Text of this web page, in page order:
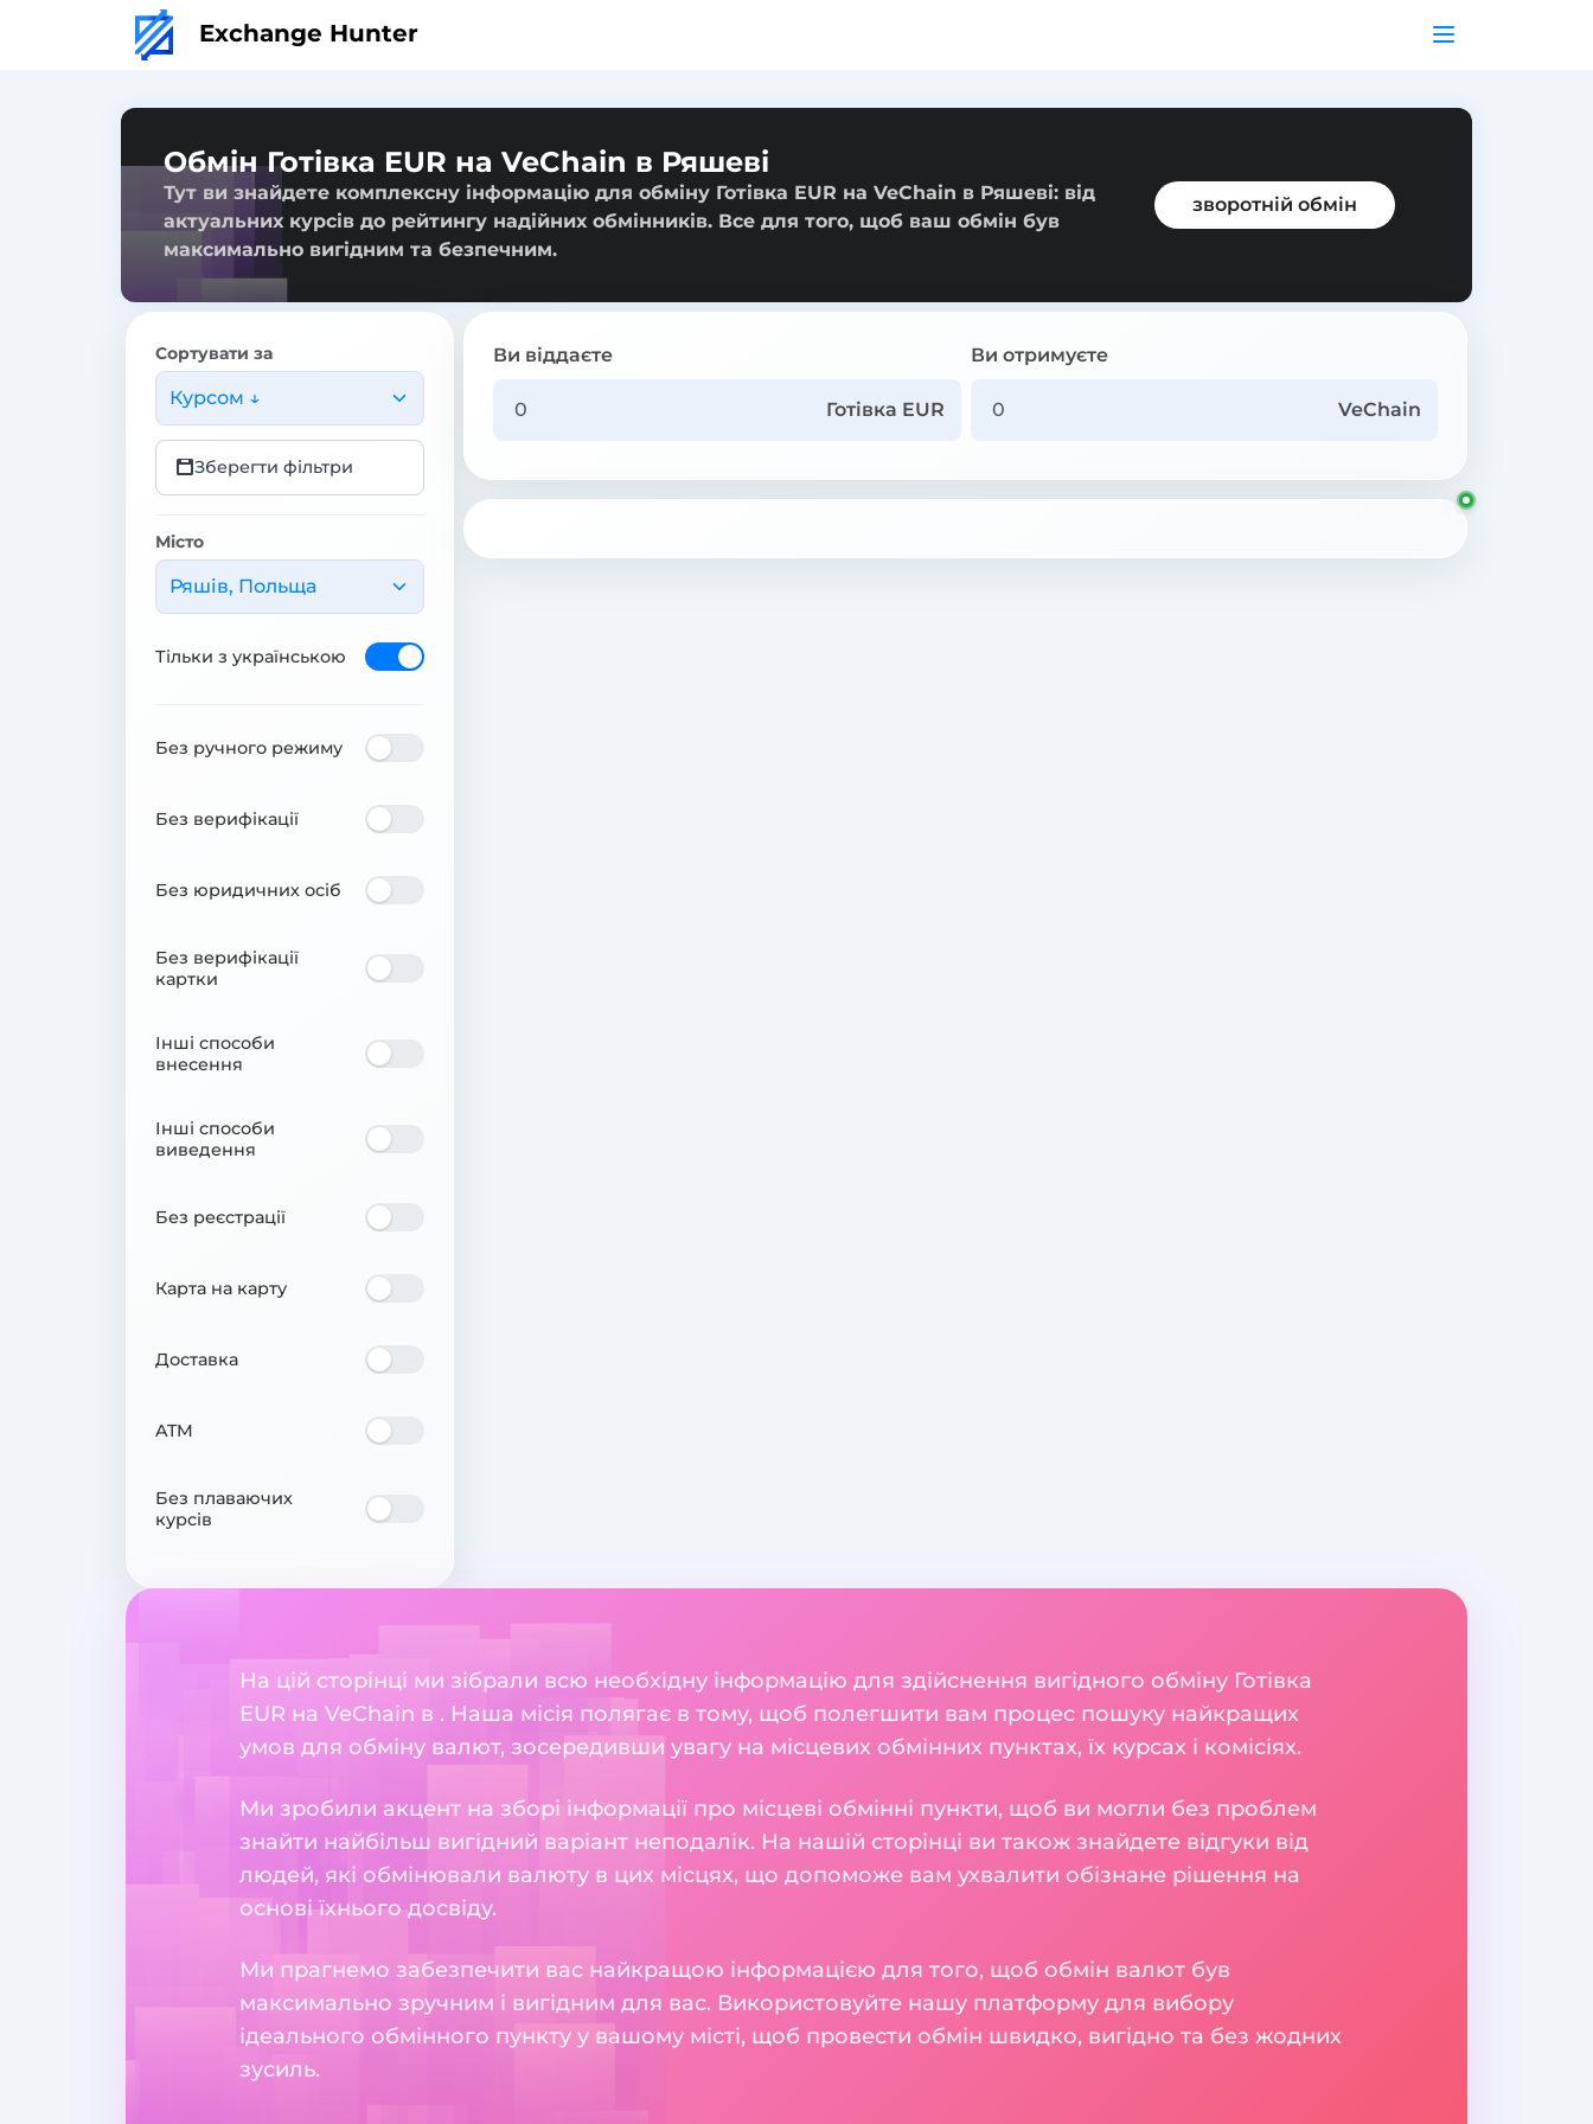
Exchange Hunter
Обмін Готівка EUR на VeChain в Ряшеві
Тут ви знайдете комплексну інформацію для обміну Готівка EUR на VeChain в Ряшеві: від
актуальних курсів до рейтингу надійних обмінників. Все для того, щоб ваш обмін був
максимально вигідним та безпечним.
зворотній обмін
Сортувати за
Курсом ↓
Зберегти фільтри
Місто
Ряшів, Польща
Тільки з українською
Без ручного режиму
Без верифікації
Без юридичних осіб
Без верифікації
картки
Інші способи
внесення
Інші способи
виведення
Без реєстрації
Карта на карту
Доставка
ATM
Без плаваючих
курсів
Ви віддаєте
Готівка EUR
Ви отримуєте
VeChain
На цій сторінці ми зібрали всю необхідну інформацію для здійснення вигідного обміну Готівка
EUR на VeChain в . Наша місія полягає в тому, щоб полегшити вам процес пошуку найкращих
умов для обміну валют, зосередивши увагу на місцевих обмінних пунктах, їх курсах і комісіях.
Ми зробили акцент на зборі інформації про місцеві обмінні пункти, щоб ви могли без проблем
знайти найбільш вигідний варіант неподалік. На нашій сторінці ви також знайдете відгуки від
людей, які обмінювали валюту в цих місцях, що допоможе вам ухвалити обізнане рішення на
основі їхнього досвіду.
Ми прагнемо забезпечити вас найкращою інформацією для того, щоб обмін валют був
максимально зручним і вигідним для вас. Використовуйте нашу платформу для вибору
ідеального обмінного пункту у вашому місті, щоб провести обмін швидко, вигідно та без жодних
зусиль.